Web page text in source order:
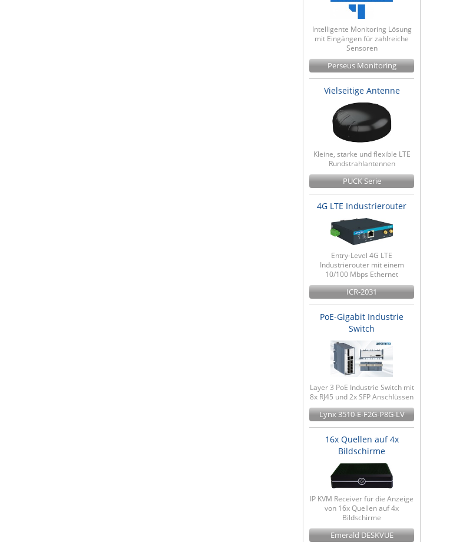
Intelligente Monitoring Lösung
mit Eingängen für zahlreiche
Sensoren
Perseus Monitoring
Vielseitige Antenne
Kleine, starke und flexible LTE
Rundstrahlantennen
PUCK Serie
4G LTE Industrierouter
Entry-Level 4G LTE
Industrierouter mit einem
10/100 Mbps Ethernet
ICR-2031
PoE-Gigabit Industrie
Switch
Layer 3 PoE Industrie Switch mit
8x RJ45 und 2x SFP Anschlüssen
Lynx 3510-E-F2G-P8G-LV
16x Quellen auf 4x
Bildschirme
IP KVM Receiver für die Anzeige
von 16x Quellen auf 4x
Bildschirme
Emerald DESKVUE